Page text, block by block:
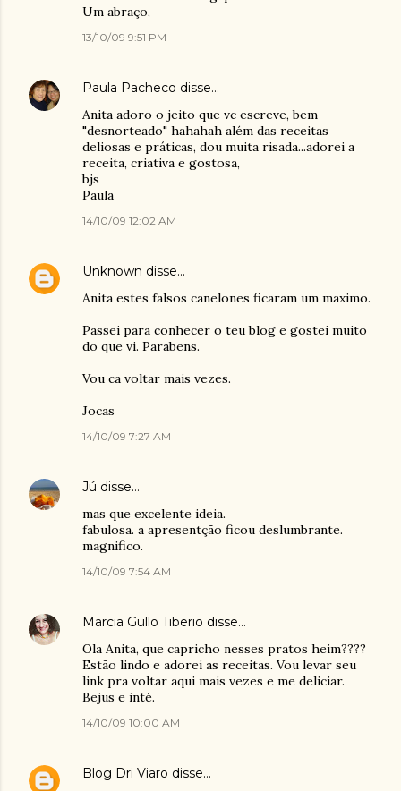
Um abraço,
13/10/09 9:51 PM
Paula Pacheco disse…
Anita adoro o jeito que vc escreve, bem
"desnorteado" hahahah além das receitas
deliosas e práticas, dou muita risada...adorei a
receita, criativa e gostosa,
bjs
Paula
14/10/09 12:02 AM
Unknown disse…
Anita estes falsos canelones ficaram um maximo.
Passei para conhecer o teu blog e gostei muito
do que vi. Parabens.
Vou ca voltar mais vezes.
Jocas
14/10/09 7:27 AM
Jú disse…
mas que excelente ideia.
fabulosa. a apresentção ficou deslumbrante.
magnifico.
14/10/09 7:54 AM
Marcia Gullo Tiberio disse…
Ola Anita, que capricho nesses pratos heim????
Estão lindo e adorei as receitas. Vou levar seu
link pra voltar aqui mais vezes e me deliciar.
Bejus e inté.
14/10/09 10:00 AM
Blog Dri Viaro disse…